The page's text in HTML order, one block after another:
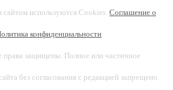
сайтом используются Cookies. Соглашение о
конфиденциальности
права защищены. Полное или частичное
без согласования с редакцией запрещено.